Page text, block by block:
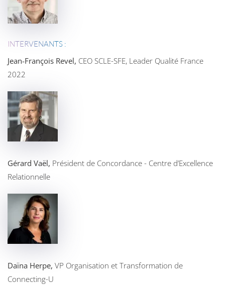
INTERVENANTS :
Jean-François Revel, CEO SCLE-SFE, Leader Qualité France
2022
Gérard Vaël, Président de Concordance - Centre d’Excellence
Relationnelle
Daïna Herpe, VP Organisation et Transformation de
Connecting-U